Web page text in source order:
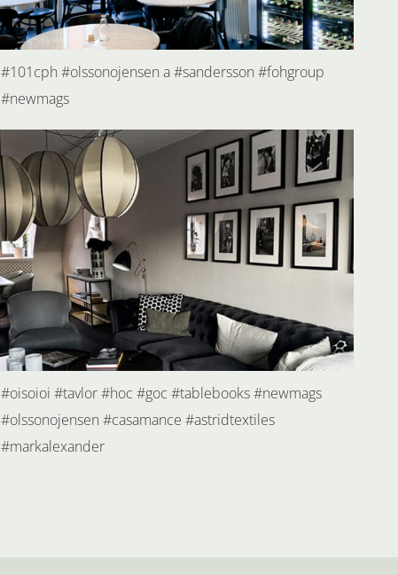
#101cph #olssonojensen a #sandersson #fohgroup
#newmags
#oisoioi #tavlor #hoc #goc #tablebooks #newmags
#olssonojensen #casamance #astridtextiles
#markalexander